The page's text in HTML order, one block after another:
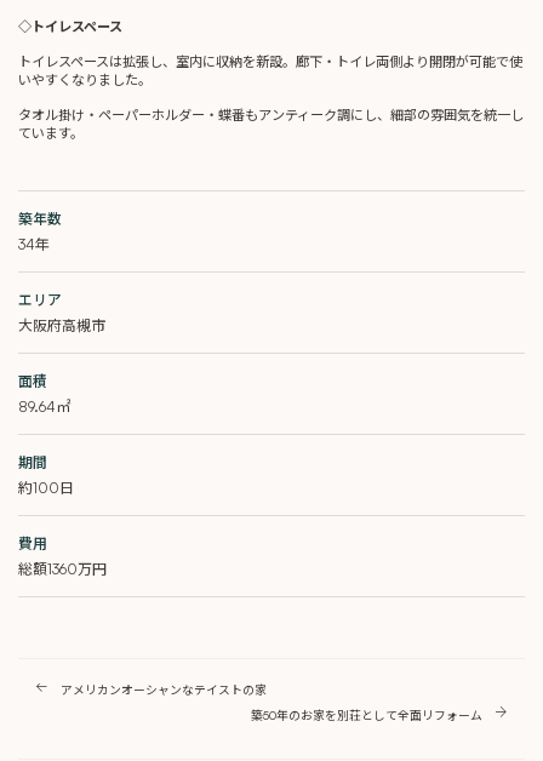
◇トイレスペース
トイレスペースは拡張し、室内に収納を新設。廊下・トイレ両側より開閉が可能で使
いやすくなりました。
タオル掛け・ペーパーホルダー・蝶番もアンティーク調にし、細部の雰囲気を統一し
ています。
築年数
34年
エリア
大阪府高槻市
面積
89.64㎡
期間
約100日
費用
総額1360万円
アメリカンオーシャンなテイストの家
築50年のお家を別荘として全面リフォーム